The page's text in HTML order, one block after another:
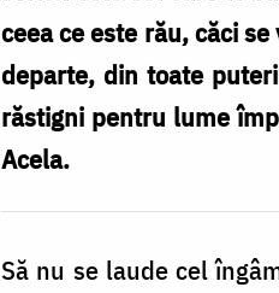
ceea ce este rău, căci
departe, din toate
răstigni pentru lume
Acela.
Să nu se laude cel